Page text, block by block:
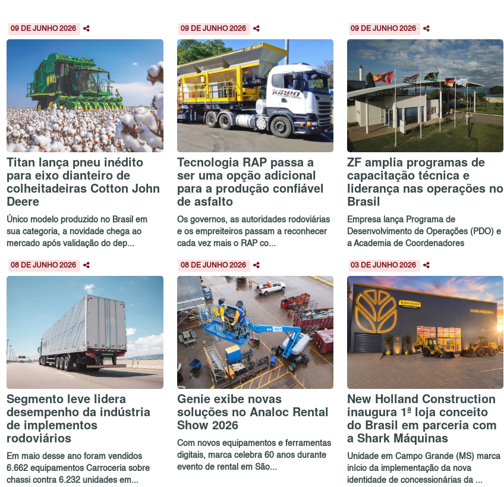
09 DE JUNHO 2026
Titan lança pneu inédito
para eixo dianteiro de
colheitadeiras Cotton John
Deere
Único modelo produzido no Brasil em
sua categoria, a novidade chega ao
mercado após validação do dep...
09 DE JUNHO 2026
Tecnologia RAP passa a
ser uma opção adicional
para a produção confiável
de asfalto
Os governos, as autoridades rodoviárias
e os empreiteiros passam a reconhecer
cada vez mais o RAP co...
09 DE JUNHO 2026
ZF amplia programas de
capacitação técnica e
liderança nas operações no
Brasil
Empresa lança Programa de
Desenvolvimento de Operações (PDO) e
a Academia de Coordenadores
08 DE JUNHO 2026
Segmento leve lidera
desempenho da indústria
de implementos
rodoviários
Em maio desse ano foram vendidos
6.662 equipamentos Carroceria sobre
chassi contra 6.232 unidades em...
08 DE JUNHO 2026
Genie exibe novas
soluções no Analoc Rental
Show 2026
Com novos equipamentos e ferramentas
digitais, marca celebra 60 anos durante
evento de rental em São...
03 DE JUNHO 2026
New Holland Construction
inaugura 1ª loja conceito
do Brasil em parceria com
a Shark Máquinas
Unidade em Campo Grande (MS) marca
início da implementação da nova
identidade de concessionárias da ...